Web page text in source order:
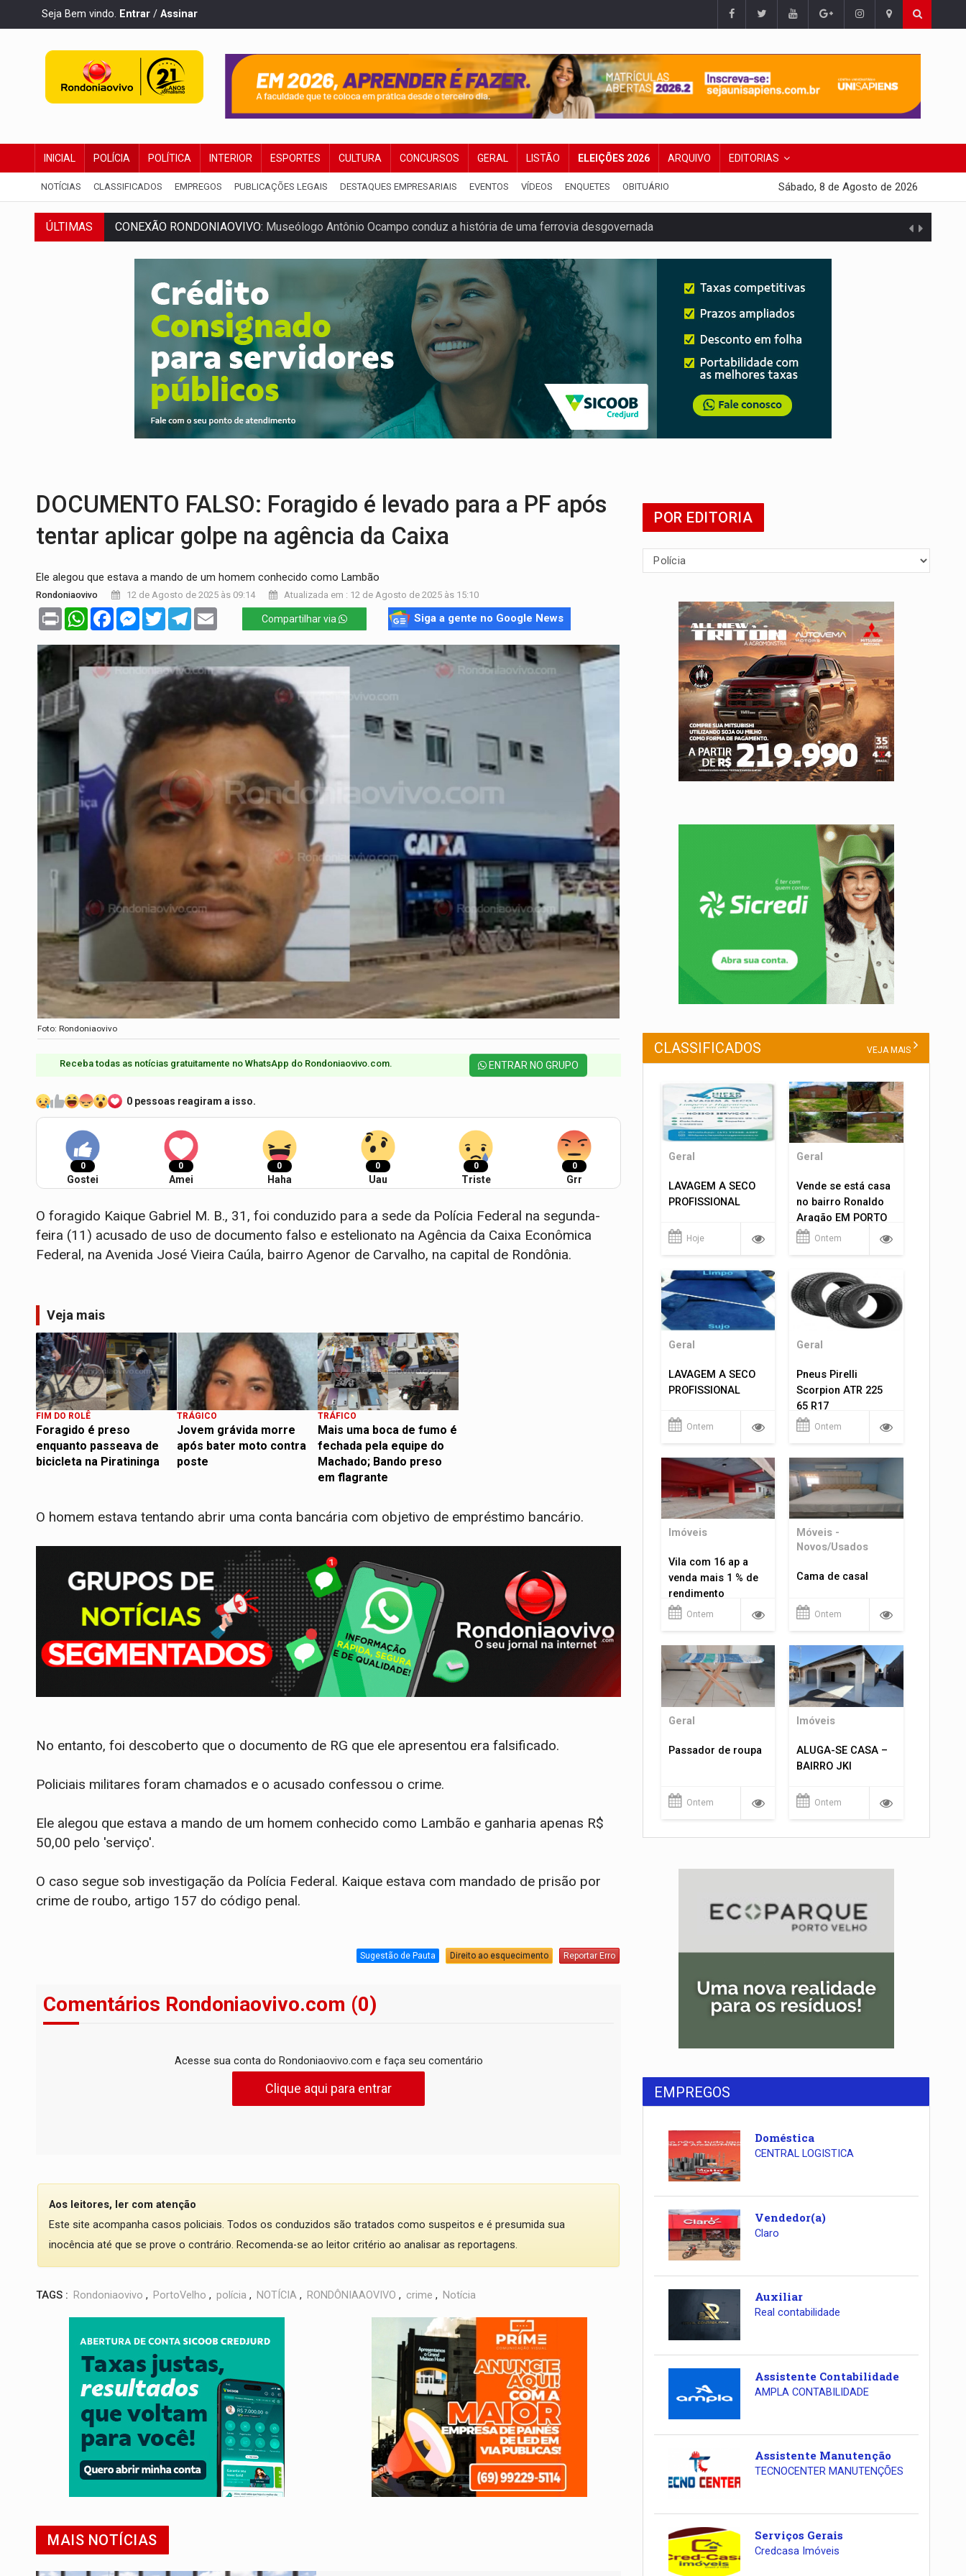
Seja Bem vindo. Entrar / Assinar
INICIAL POLÍCIA POLÍTICA INTERIOR ESPORTES CULTURA CONCURSOS GERAL LISTÃO ELEIÇÕES 2026 ARQUIVO EDITORIAS
NOTÍCIAS CLASSIFICADOS EMPREGOS PUBLICAÇÕES LEGAIS DESTAQUES EMPRESARIAIS EVENTOS VÍDEOS ENQUETES OBITUÁRIO Sábado, 8 de Agosto de 2026
ÚLTIMAS
CONEXÃO RONDONIAOVIVO:Museólogo Antônio Ocampo conduz a história de uma ferrovia desgovernada
EXTENSÃO DE DANOS:Ferroviários pedem ao Iphan recuperação de área atingida por erosão na EFMM
VARIANDO O CARDÁPIO:Veja essa receita de carne assada para o almoço e o jantar
PREJUÍZO AOS ESTUDANTES: Greve dos professores em PVH é considerada ilegal pela Justiça
POSSESSÃO DE DEBORAH LOGAN: Terror mistura mistério e filmagens quase reais – Por Marcos Souza
TCE reúne candidatos ao Governo e apresenta diagnóstico sobre RO
ELAS DECIDEM:Mulheres são maioria e representam 52% do eleitorado de Rondônia em 2026
NO CARRO: Homem é preso com pistola 9mm durante abordagem da Força Tática na zona Sul
TRÁGICO: Pai do 'Xandy Motocross' morre em acidente na BR-364
DOCUMENTO FALSO: Foragido é levado para a PF após
tentar aplicar golpe na agência da Caixa
Ele alegou que estava a mando de um homem conhecido como Lambão
Rondoniaovivo 12 de Agosto de 2025 às 09:14 Atualizada em : 12 de Agosto de 2025 às 15:10
Print WhatsAppFacebookMessenger
TwitterTelegram Compartilhar via Siga a gente no Google News
Foto: Rondoniaovivo
Receba todas as notícias gratuitamente no WhatsApp do Rondoniaovivo.com.​ ENTRAR NO GRUPO
0 pessoas reagiram a isso.
0
Gostei
0
Amei
0
Haha
0
Uau
0
Triste
0
Grr
O foragido Kaique Gabriel M. B., 31, foi conduzido para a sede da Polícia Federal na segunda-
feira (11) acusado de uso de documento falso e estelionato na Agência da Caixa Econômica
Federal, na Avenida José Vieira Caúla, bairro Agenor de Carvalho, na capital de Rondônia.
Veja mais
FIM DO ROLÊ
Foragido é preso
enquanto passeava de
bicicleta na Piratininga
TRÁGICO
Jovem grávida morre
após bater moto contra
poste
TRÁFICO
Mais uma boca de fumo é
fechada pela equipe do
Machado; Bando preso
em flagrante
O homem estava tentando abrir uma conta bancária com objetivo de empréstimo bancário.
No entanto, foi descoberto que o documento de RG que ele apresentou era falsificado.
Policiais militares foram chamados e o acusado confessou o crime.
Ele alegou que estava a mando de um homem conhecido como Lambão e ganharia apenas R$
50,00 pelo 'serviço'.
O caso segue sob investigação da Polícia Federal. Kaique estava com mandado de prisão por
crime de roubo, artigo 157 do código penal.
Sugestão de Pauta Direito ao esquecimento Reportar Erro
Comentários Rondoniaovivo.com (0)
Acesse sua conta do Rondoniaovivo.com e faça seu comentário
Clique aqui para entrar
Aos leitores, ler com atenção
Este site acompanha casos policiais. Todos os conduzidos são tratados como suspeitos e é presumida sua
inocência até que se prove o contrário. Recomenda-se ao leitor critério ao analisar as reportagens.
TAGS : Rondoniaovivo , PortoVelho , polícia , NOTÍCIA , RONDÔNIAAOVIVO , crime , Notícia
MAIS NOTÍCIAS
POR EDITORIA
CLASSIFICADOS VEJA MAIS
Geral
LAVAGEM A SECO
PROFISSIONAL
Hoje
Geral
Vende se está casa
no bairro Ronaldo
Aragão EM PORTO
VELHO RO.
Ontem
Geral
LAVAGEM A SECO
PROFISSIONAL
Ontem
Geral
Pneus Pirelli
Scorpion ATR 225
65 R17
Ontem
Imóveis
Vila com 16 ap a
venda mais 1 % de
rendimento
Ontem
Móveis -
Novos/Usados
Cama de casal
Ontem
Geral
Passador de roupa
Ontem
Imóveis
ALUGA-SE CASA –
BAIRRO JKI
Ontem
EMPREGOS
Doméstica
CENTRAL LOGISTICA
Vendedor(a)
Claro
Auxiliar
Real contabilidade
Assistente Contabilidade
AMPLA CONTABILIDADE
Assistente Manutenção
TECNOCENTER MANUTENÇÕES
Serviços Gerais
Credcasa Imóveis